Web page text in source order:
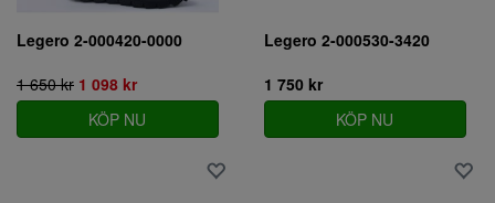
Legero 2-000420-0000
1 650 kr 1 098 kr
KÖP NU
Legero 2-000530-3420
1 750 kr
KÖP NU